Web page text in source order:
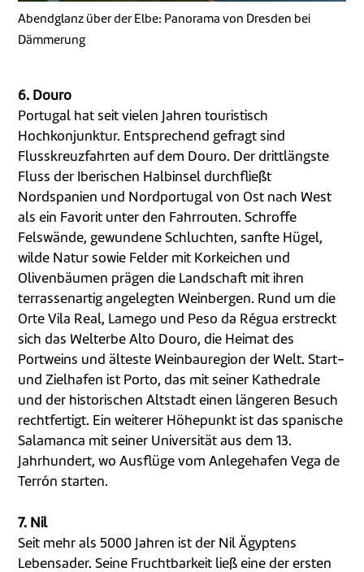
Abendglanz über der Elbe: Panorama von Dresden bei
Dämmerung
6. Douro
Portugal hat seit vielen Jahren touristisch
Hochkonjunktur. Entsprechend gefragt sind
Flusskreuzfahrten auf dem Douro. Der drittlängste
Fluss der Iberischen Halbinsel durchfließt
Nordspanien und Nordportugal von Ost nach West
als ein Favorit unter den Fahrrouten. Schroffe
Felswände, gewundene Schluchten, sanfte Hügel,
wilde Natur sowie Felder mit Korkeichen und
Olivenbäumen prägen die Landschaft mit ihren
terrassenartig angelegten Weinbergen. Rund um die
Orte Vila Real, Lamego und Peso da Régua erstreckt
sich das Welterbe Alto Douro, die Heimat des
Portweins und älteste Weinbauregion der Welt. Start-
und Zielhafen ist Porto, das mit seiner Kathedrale
und der historischen Altstadt einen längeren Besuch
rechtfertigt. Ein weiterer Höhepunkt ist das spanische
Salamanca mit seiner Universität aus dem 13.
Jahrhundert, wo Ausflüge vom Anlegehafen Vega de
Terrón starten.
7. Nil
Seit mehr als 5000 Jahren ist der Nil Ägyptens
Lebensader. Seine Fruchtbarkeit ließ eine der ersten